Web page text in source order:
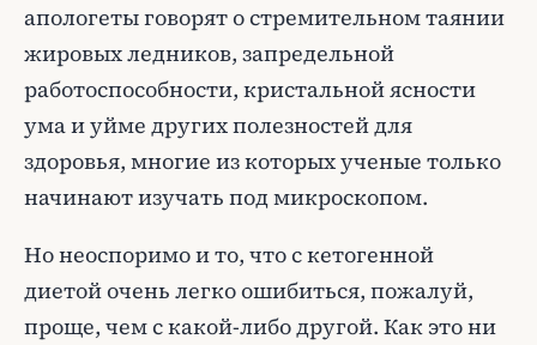
апологеты говорят о стремительном таянии
жировых ледников, запредельной
работоспособности, кристальной ясности
ума и уйме других полезностей для
здоровья, многие из которых ученые только
начинают изучать под микроскопом.
Но неоспоримо и то, что с кетогенной
диетой очень легко ошибиться, пожалуй,
проще, чем с какой-либо другой. Как это ни